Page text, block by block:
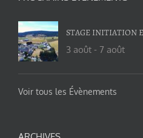
STAGE INITIATION
3 août - 7 août
Voir tous les Évènements